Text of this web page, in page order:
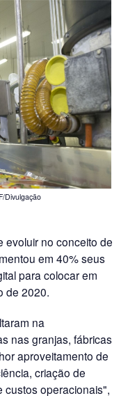
Divulgação
evoluir no conceito de
em 40% seus
para colocar em
de 2020.
na
nas granjas, fábricas
aproveitamento de
criação de
custos operacionais",